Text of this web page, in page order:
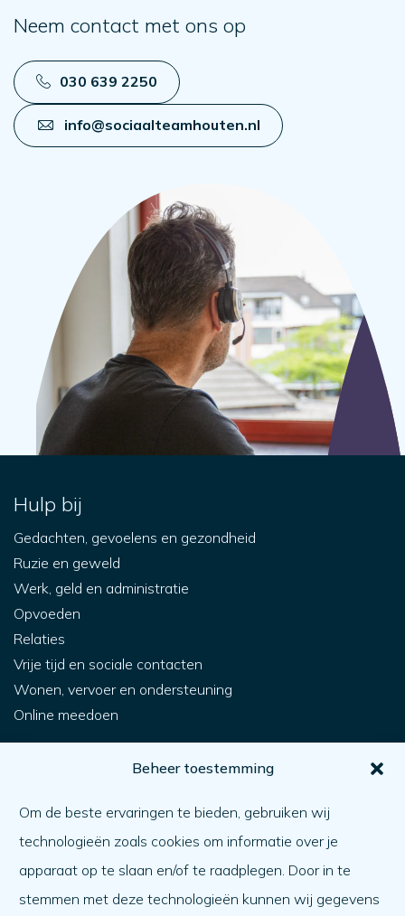
Beheer toestemming
Om de beste ervaringen te bieden, gebruiken wij
technologieën zoals cookies om informatie over je
apparaat op te slaan en/of te raadplegen. Door in te
stemmen met deze technologieën kunnen wij gegevens
Neem contact met ons op
030 639 2250
info@sociaalteamhouten.nl
Hulp bij
Gedachten, gevoelens en gezondheid
Ruzie en geweld
Werk, geld en administratie
Opvoeden
Relaties
Vrije tijd en sociale contacten
Wonen, vervoer en ondersteuning
Online meedoen
Wat er speelt
Agenda